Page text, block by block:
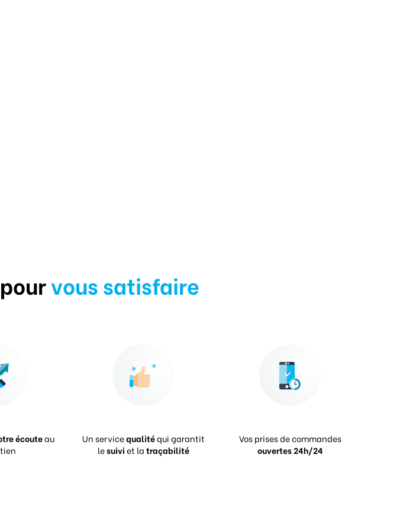
vous satisfaire
écouteau
Un servicequalitéqui garantit
lesuiviet latraçabilité
Vos prises de commandes
ouvertes 24h/24